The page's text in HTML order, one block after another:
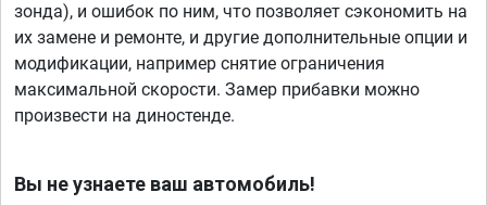
зонда), и ошибок по ним, что позволяет сэкономить на
их замене и ремонте, и другие дополнительные опции и
модификации, например снятие ограничения
максимальной скорости. Замер прибавки можно
произвести на диностенде.
Вы не узнаете ваш автомобиль!